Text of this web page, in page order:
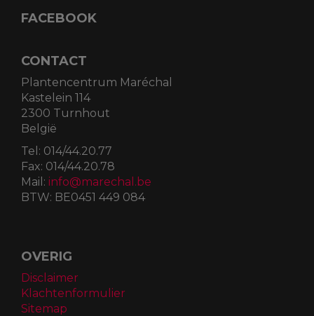
FACEBOOK
CONTACT
Plantencentrum Maréchal
Kastelein 114
2300 Turnhout
België
Tel: 014/44.20.77
Fax: 014/44.20.78
Mail: info@marechal.be
BTW: BE0451 449 084
OVERIG
Disclaimer
Klachtenformulier
Sitemap